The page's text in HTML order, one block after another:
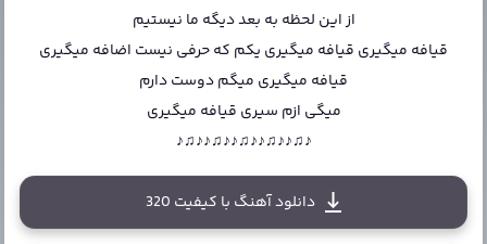
از این لحظه به بعد دیگه ما نیستیم
قیافه میگیری قیافه میگیری یکم که حرفی نیست اضافه میگیری
قیافه میگیری میگم دوست دارم
میگی ازم سیری قیافه میگیری
♪♫♪♪♫♪♪♫♪♪♫♪♪♫♪
دانلود آهنگ با کیفیت 320